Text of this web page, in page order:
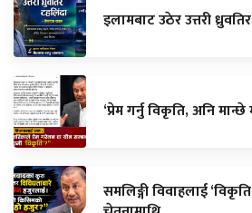
इलामबाट उठेर उत्तरी
‘प्रेम गर्नु विकृति, अनि मान्छे
समलिङ्गी विवाहलाई